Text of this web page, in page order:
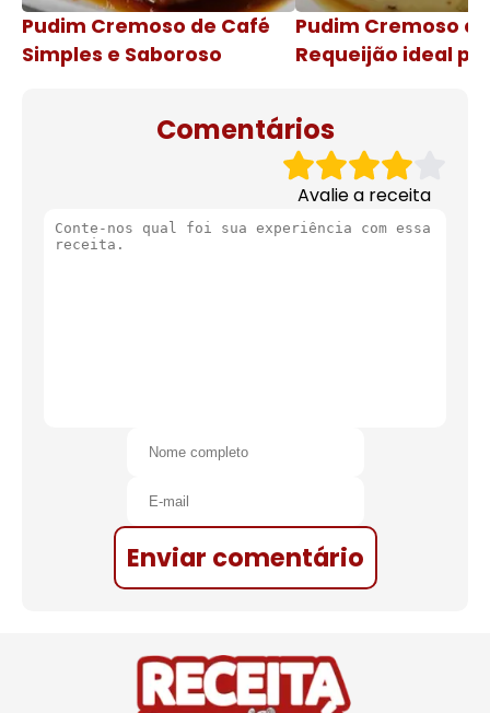
Pudim Cremoso de Café
Simples e Saboroso
Pudim Cremoso
Requeijão ideal
Comentários
Avalie a receita
Enviar comentário